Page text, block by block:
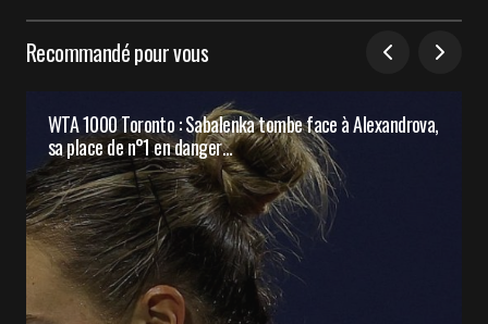
Recommandé pour vous
WTA 1000 Toronto : Sabalenka tombe face à Alexandrova,
sa place de n°1 en danger…